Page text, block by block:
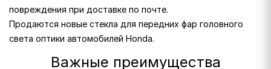
повреждения при доставке по почте.
Продаются новые стекла для передних фар головного
света оптики автомобилей Honda.
Важные преимущества